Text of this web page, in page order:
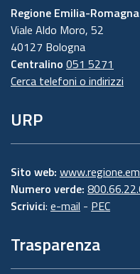
Regione Emilia-Romagna
Viale Aldo Moro, 52
40127 Bologna
Centralino 051 5271
Cerca telefoni o indirizzi
URP
Sito web:
Numero verde:
Scrivici: e-mail - PEC
Trasparenza